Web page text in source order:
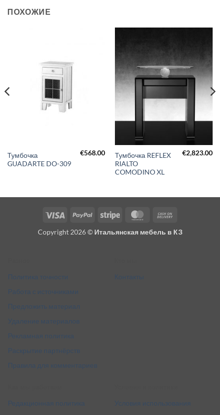
ПОХОЖИЕ
Тумбочка
GUADARTE DO-309
€568.00
Тумбочка REFLEX
RIALTO
COMODINO XL
€2,823.00
Visa PayPal Stripe MasterCard
Delivery
Copyright 2026 © Итальянская мебель в КЗ
Политика точности
Работа с источниками
Предложить материал
Удаление материалов
Рекламная политика
Раскрытие партнёрств
Правила для комментариев
Контакты
Редакционная политика
Условия использования